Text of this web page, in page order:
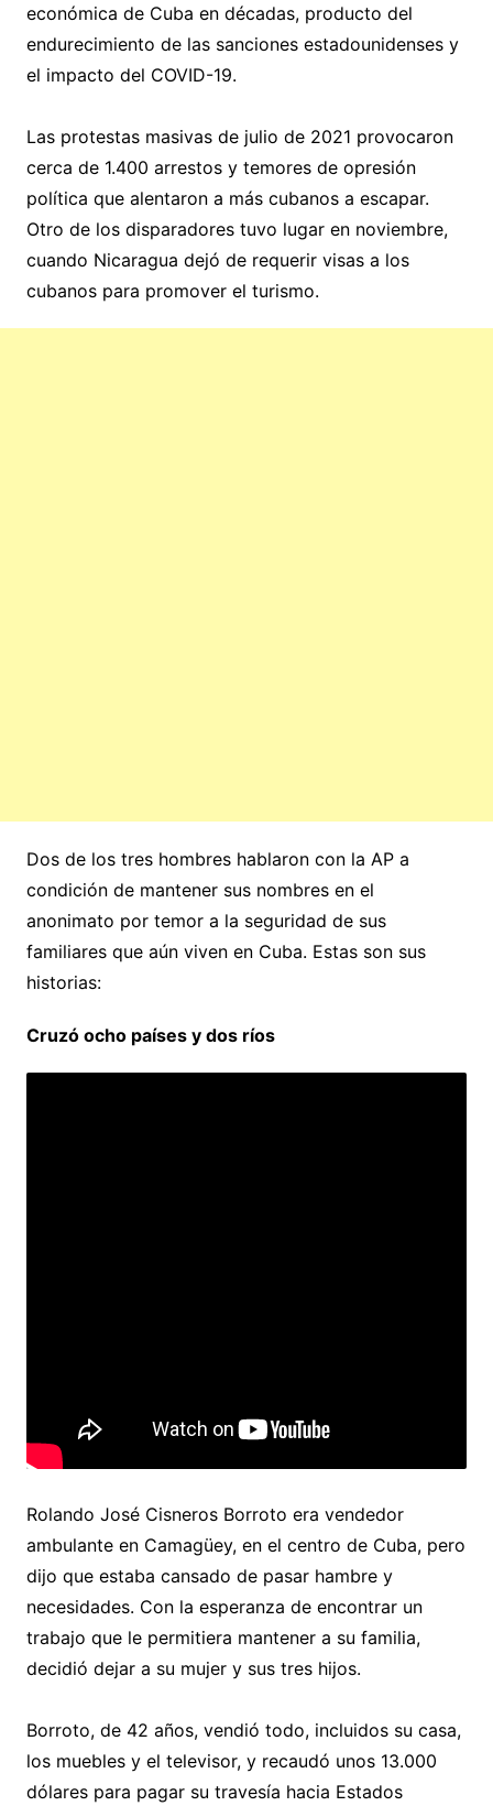
económica de Cuba en décadas, producto del
endurecimiento de las sanciones estadounidenses y
el impacto del COVID-19.
Las protestas masivas de julio de 2021 provocaron
cerca de 1.400 arrestos y temores de opresión
política que alentaron a más cubanos a escapar.
Otro de los disparadores tuvo lugar en noviembre,
cuando Nicaragua dejó de requerir visas a los
cubanos para promover el turismo.
Dos de los tres hombres hablaron con la AP a
condición de mantener sus nombres en el
anonimato por temor a la seguridad de sus
familiares que aún viven en Cuba. Estas son sus
historias:
Cruzó ocho países y dos ríos
Rolando José Cisneros Borroto era vendedor
ambulante en Camagüey, en el centro de Cuba, pero
dijo que estaba cansado de pasar hambre y
necesidades. Con la esperanza de encontrar un
trabajo que le permitiera mantener a su familia,
decidió dejar a su mujer y sus tres hijos.
Borroto, de 42 años, vendió todo, incluidos su casa,
los muebles y el televisor, y recaudó unos 13.000
dólares para pagar su travesía hacia Estados